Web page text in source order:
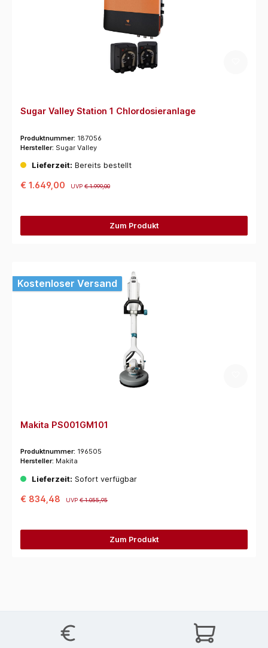
Sugar Valley Station 1 Chlordosieranlage
Produktnummer: 187056
Hersteller: Sugar Valley
Lieferzeit: Bereits bestellt
€ 1.649,00 UVP€ 1.999,00
Zum Produkt
Kostenloser Versand
Makita PS001GM101
Produktnummer: 196505
Hersteller: Makita
Lieferzeit: Sofort verfügbar
€ 834,48 UVP€ 1.055,95
Zum Produkt